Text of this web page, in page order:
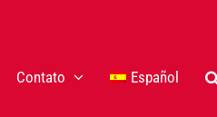
Contato Español